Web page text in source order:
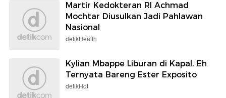
Martir Kedokteran RI Achmad
Mochtar Diusulkan Jadi Pahlawan
Nasional
detikHealth
Kylian Mbappe Liburan di Kapal, Eh
Ternyata Bareng Ester Exposito
detikHot